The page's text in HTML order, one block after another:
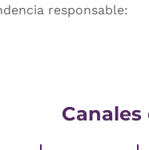
responsable: